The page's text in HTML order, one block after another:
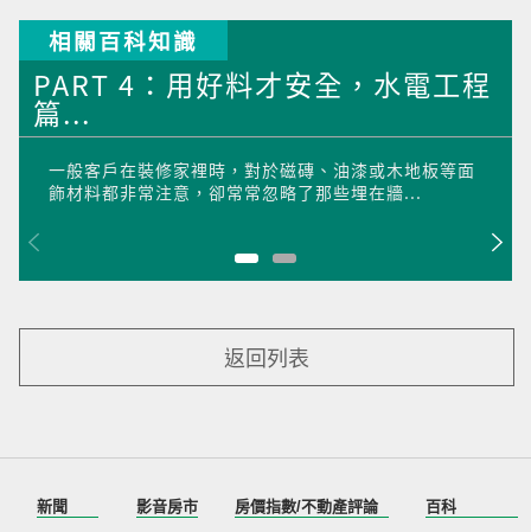
相關百科知識
PART 4：用好料才安全，水電工程
篇...
一般客戶在裝修家裡時，對於磁磚、油漆或木地板等面
飾材料都非常注意，卻常常忽略了那些埋在牆...
返回列表
新聞 影音房市 房價指數/不動產評論 百科